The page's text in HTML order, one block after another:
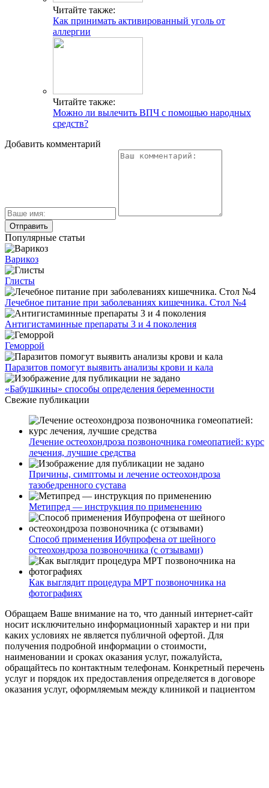
Читайте также:
Как принимать активированный уголь от
аллергии
Читайте также:
Можно ли вылечить ВПЧ с помощью народных
средств?
Добавить комментарий
Популярные статьи
Варикоз
Глисты
Лечебное питание при заболеваниях кишечника. Стол №4
Антигистаминные препараты 3 и 4 поколения
Геморрой
Паразитов помогут выявить анализы крови и кала
«Бабушкины» способы определения беременности
Свежие публикации
Лечение остеохондроза позвоночника гомеопатией: курс
лечения, лучшие средства
Причины, симптомы и лечение остеохондроза
тазобедренного сустава
Метипред — инструкция по применению
Способ применения Ибупрофена от шейного
остеохондроза позвоночника (с отзывами)
Как выглядит процедура МРТ позвоночника на
фотографиях
Обращаем Ваше внимание на то, что данный интернет-сайт
носит исключительно информационный характер и ни при
каких условиях не является публичной офертой. Для
получения подробной информации о стоимости,
наименовании и сроках оказания услуг, пожалуйста,
обращайтесь по контактным телефонам. Конкретный перечень
услуг и порядок их предоставления определяется в договоре
оказания услуг, оформляемым между клиникой и пациентом